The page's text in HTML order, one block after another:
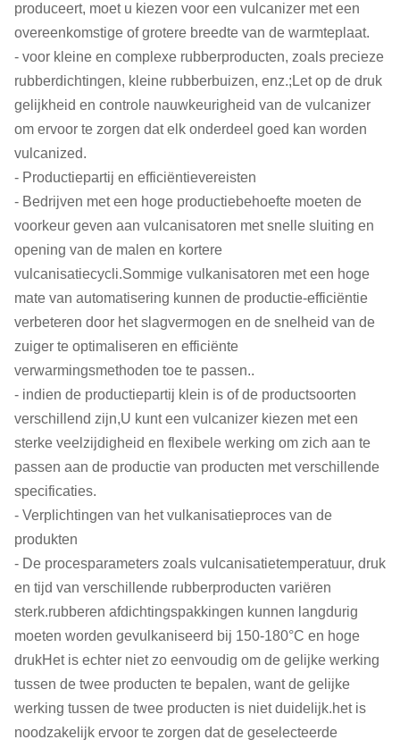
produceert, moet u kiezen voor een vulcanizer met een
overeenkomstige of grotere breedte van de warmteplaat.
- voor kleine en complexe rubberproducten, zoals precieze
rubberdichtingen, kleine rubberbuizen, enz.;Let op de druk
gelijkheid en controle nauwkeurigheid van de vulcanizer
om ervoor te zorgen dat elk onderdeel goed kan worden
vulcanized.
- Productiepartij en efficiëntievereisten
- Bedrijven met een hoge productiebehoefte moeten de
voorkeur geven aan vulcanisatoren met snelle sluiting en
opening van de malen en kortere
vulcanisatiecycli.Sommige vulkanisatoren met een hoge
mate van automatisering kunnen de productie-efficiëntie
verbeteren door het slagvermogen en de snelheid van de
zuiger te optimaliseren en efficiënte
verwarmingsmethoden toe te passen..
- indien de productiepartij klein is of de productsoorten
verschillend zijn,U kunt een vulcanizer kiezen met een
sterke veelzijdigheid en flexibele werking om zich aan te
passen aan de productie van producten met verschillende
specificaties.
- Verplichtingen van het vulkanisatieproces van de
produkten
- De procesparameters zoals vulcanisatietemperatuur, druk
en tijd van verschillende rubberproducten variëren
sterk.rubberen afdichtingspakkingen kunnen langdurig
moeten worden gevulkaniseerd bij 150-180°C en hoge
drukHet is echter niet zo eenvoudig om de gelijke werking
tussen de twee producten te bepalen, want de gelijke
werking tussen de twee producten is niet duidelijk.het is
noodzakelijk ervoor te zorgen dat de geselecteerde